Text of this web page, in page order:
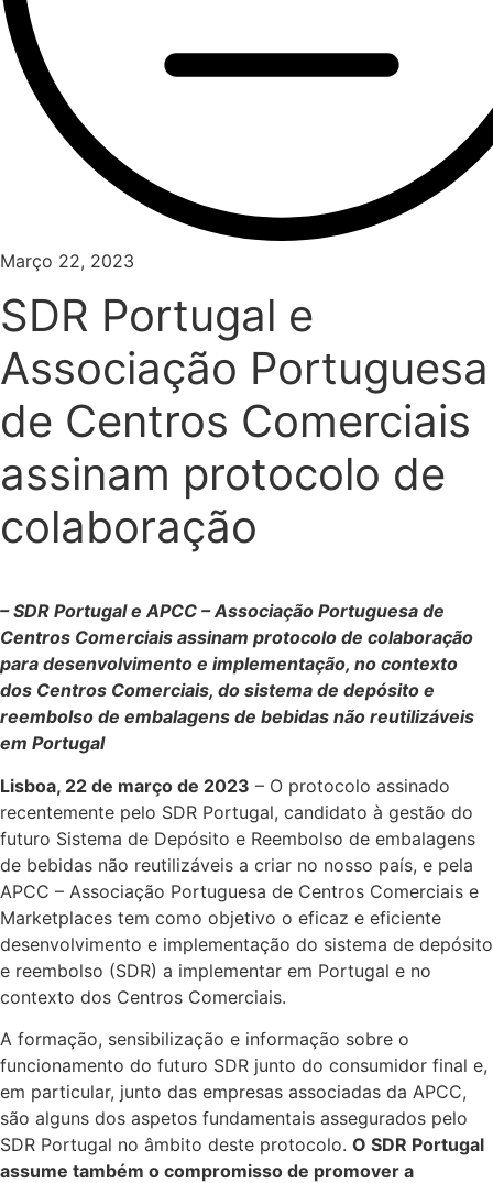
Março 22, 2023
SDR Portugal e
Associação Portuguesa
de Centros Comerciais
assinam protocolo de
colaboração
– SDR Portugal e APCC – Associação Portuguesa de
Centros Comerciais assinam protocolo de colaboração
para desenvolvimento e implementação, no contexto
dos Centros Comerciais, do sistema de depósito e
reembolso de embalagens de bebidas não reutilizáveis
em Portugal
Lisboa, 22 de março de 2023 – O protocolo assinado
recentemente pelo SDR Portugal, candidato à gestão do
futuro Sistema de Depósito e Reembolso de embalagens
de bebidas não reutilizáveis a criar no nosso país, e pela
APCC – Associação Portuguesa de Centros Comerciais e
Marketplaces tem como objetivo o eficaz e eficiente
desenvolvimento e implementação do sistema de depósito
e reembolso (SDR) a implementar em Portugal e no
contexto dos Centros Comerciais.
A formação, sensibilização e informação sobre o
funcionamento do futuro SDR junto do consumidor final e,
em particular, junto das empresas associadas da APCC,
são alguns dos aspetos fundamentais assegurados pelo
SDR Portugal no âmbito deste protocolo. O SDR Portugal
assume também o compromisso de promover a